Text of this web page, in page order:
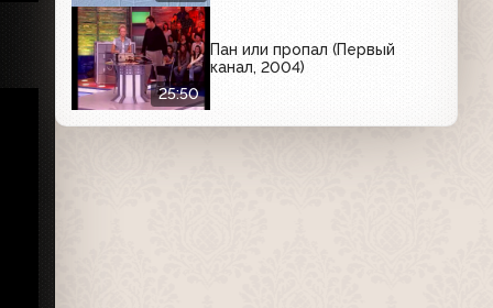
25:50
Пан или пропал (Первый
канал, 2004)